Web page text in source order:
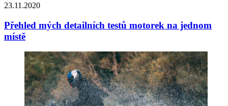
23.11.2020
Přehled mých detailních testů motorek na jednom
místě